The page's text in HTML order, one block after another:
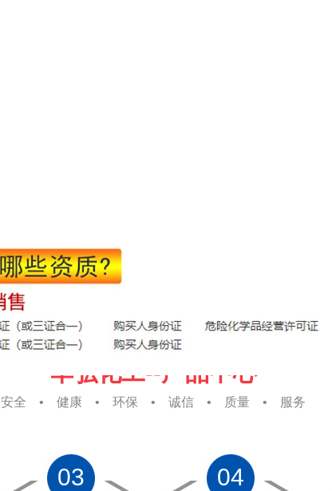
华弘化工--产品中心
安全 • 健康 • 环保 • 诚信 • 质量 • 服务
03 04